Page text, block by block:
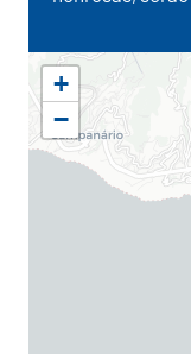
+
−